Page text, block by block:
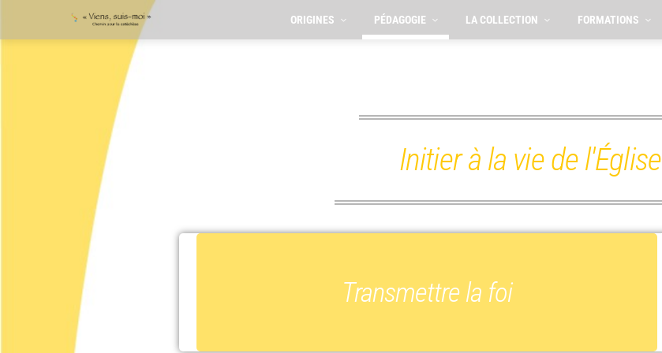
ORIGINES PÉDAGOGIE LA COLLECTION FORMATIONS
Initier à la vie de l'Église
Transmettre la foi